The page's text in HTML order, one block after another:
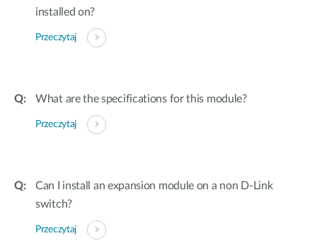
installed on?
Przeczytaj
What are the specifications for this module?
Przeczytaj
Can I install an expansion module on a non D-Link
switch?
Przeczytaj